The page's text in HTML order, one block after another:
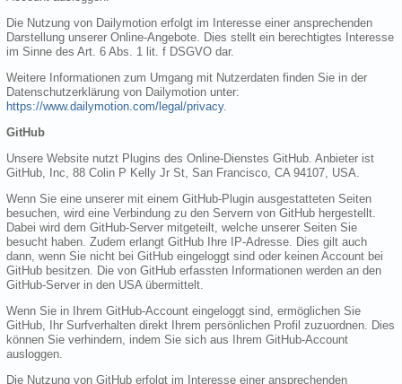
Die Nutzung von Dailymotion erfolgt im Interesse einer ansprechenden
Darstellung unserer Online-Angebote. Dies stellt ein berechtigtes Interesse
im Sinne des Art. 6 Abs. 1 lit. f DSGVO dar.
Weitere Informationen zum Umgang mit Nutzerdaten finden Sie in der
Datenschutzerklärung von Dailymotion unter:
https://www.dailymotion.com/legal/privacy.
GitHub
Unsere Website nutzt Plugins des Online-Dienstes GitHub. Anbieter ist
GitHub, Inc, 88 Colin P Kelly Jr St, San Francisco, CA 94107, USA.
Wenn Sie eine unserer mit einem GitHub-Plugin ausgestatteten Seiten
besuchen, wird eine Verbindung zu den Servern von GitHub hergestellt.
Dabei wird dem GitHub-Server mitgeteilt, welche unserer Seiten Sie
besucht haben. Zudem erlangt GitHub Ihre IP-Adresse. Dies gilt auch
dann, wenn Sie nicht bei GitHub eingeloggt sind oder keinen Account bei
GitHub besitzen. Die von GitHub erfassten Informationen werden an den
GitHub-Server in den USA übermittelt.
Wenn Sie in Ihrem GitHub-Account eingeloggt sind, ermöglichen Sie
GitHub, Ihr Surfverhalten direkt Ihrem persönlichen Profil zuzuordnen. Dies
können Sie verhindern, indem Sie sich aus Ihrem GitHub-Account
ausloggen.
Die Nutzung von GitHub erfolgt im Interesse einer ansprechenden